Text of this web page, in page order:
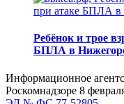
Ребёнок и трое
БПЛА в
Информационное
Роскомнадзоре 8